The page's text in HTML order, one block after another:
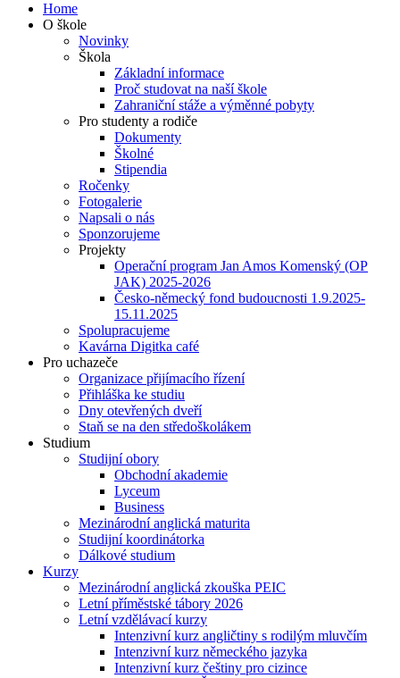
Home
O škole
Novinky
Škola
Základní informace
Proč studovat na naší škole
Zahraniční stáže a výměnné pobyty
Pro studenty a rodiče
Dokumenty
Školné
Stipendia
Ročenky
Fotogalerie
Napsali o nás
Sponzorujeme
Projekty
Operační program Jan Amos Komenský (OP
JAK) 2025-2026
Česko-německý fond budoucnosti 1.9.2025-
15.11.2025
Spolupracujeme
Kavárna Digitka café
Pro uchazeče
Organizace přijímacího řízení
Přihláška ke studiu
Dny otevřených dveří
Staň se na den středoškolákem
Studium
Studijní obory
Obchodní akademie
Lyceum
Business
Mezinárodní anglická maturita
Studijní koordinátorka
Dálkové studium
Kurzy
Mezinárodní anglická zkouška PEIC
Letní příměstské tábory 2026
Letní vzdělávací kurzy
Intenzivní kurz angličtiny s rodilým mluvčím
Intenzivní kurz německého jazyka
Intenzivní kurz češtiny pro cizince